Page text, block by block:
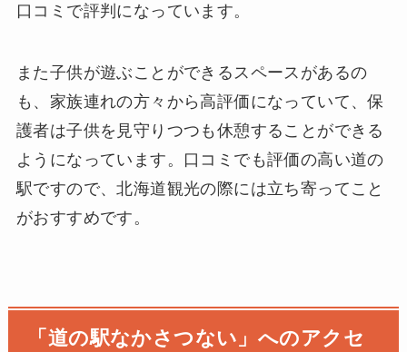
口コミで評判になっています。
また子供が遊ぶことができるスペースがあるの
も、家族連れの方々から高評価になっていて、保
護者は子供を見守りつつも休憩することができる
ようになっています。口コミでも評価の高い道の
駅ですので、北海道観光の際には立ち寄ってこと
がおすすめです。
「道の駅なかさつない」へのアクセ